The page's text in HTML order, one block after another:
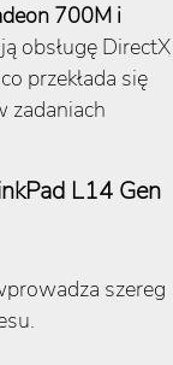
700M i
obsługę DirectX
przekłada się
zadaniach
L14 Gen
szereg